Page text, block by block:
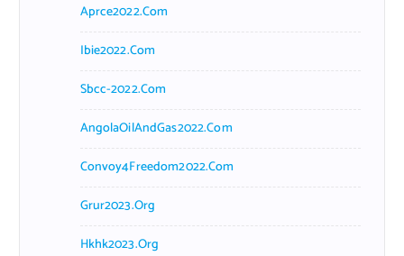
Aprce2022.com
Ibie2022.com
Sbcc-2022.com
AngolaOilAndGas2022.com
Convoy4Freedom2022.com
Grur2023.org
Hkhk2023.org